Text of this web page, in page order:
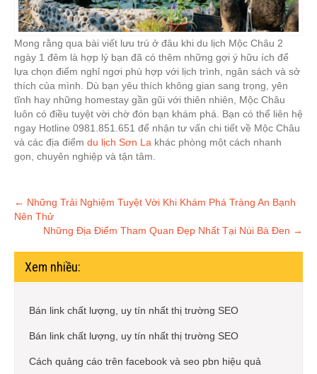
Mong rằng qua bài viết lưu trú ở đâu khi du lịch Mộc Châu 2
ngày 1 đêm là hợp lý bạn đã có thêm những gợi ý hữu ích để
lựa chọn điểm nghỉ ngơi phù hợp với lịch trình, ngân sách và sở
thích của mình. Dù bạn yêu thích không gian sang trọng, yên
tĩnh hay những homestay gần gũi với thiên nhiên, Mộc Châu
luôn có điều tuyệt vời chờ đón bạn khám phá. Bạn có thể liên hệ
ngay Hotline 0981.851.651 để nhận tư vấn chi tiết về Mộc Châu
và các địa điểm du lịch Sơn La khác phòng một cách nhanh
gọn, chuyên nghiệp và tận tâm.
Post
navigation
← Những Trải Nghiệm Tuyệt Vời Khi Khám Phá Tràng An Bạnh
Nên Thử
Những Địa Điểm Tham Quan Đẹp Nhất Tại Núi Bà Đen →
Xem nhiều:
Bán link chất lượng, uy tín nhất thị trường SEO
Bán link chất lượng, uy tín nhất thị trường SEO
Cách quảng cáo trên facebook và seo pbn hiệu quả